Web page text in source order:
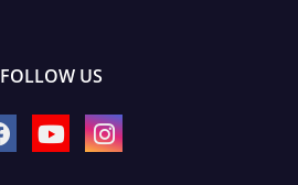
FOLLOW US